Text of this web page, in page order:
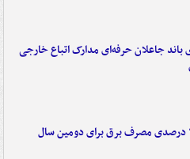
باند جاعلان حرفه‌ای مدارک اتباع خارجی
کاهش ۳ درصدی مصرف برق برای دومین سال